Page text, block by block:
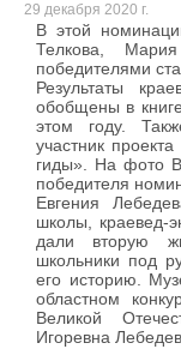
29 декабря 2020 г.
В этой
Телкова,
победителями
Результаты
обобщены в
этом году.
участник
гиды». На фото
победителя
Евгения
школы, краевед-
дали вторую
школьники под
его историю.
областном
Великой
Игоревна